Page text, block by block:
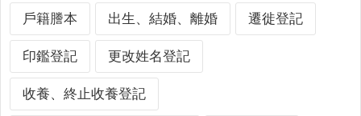
計
最
新
消
息
戶籍謄本 出生、結婚、離婚 遷徙登記
印鑑登記 更改姓名登記
收養、終止收養登記